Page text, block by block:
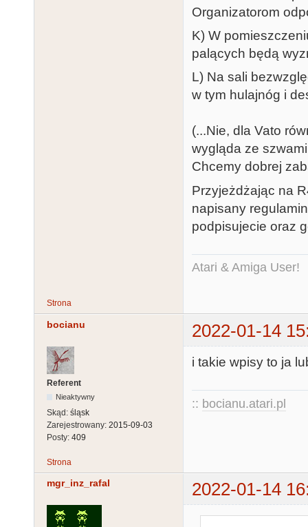
Organizatorom
K) W
palących będą
L) Na sali
w tym hulajnóg i
(...Nie, dla Vato
wygląda ze
Chcemy dobrej
Przyjeżdżając na
napisany
podpisujecie oraz
Atari & Amiga User!
Strona
bocianu 2022-01-14
Referent
Nieaktywny
Skąd: śląsk
Zarejestrowany: 2015-09-03
Posty: 409
i takie wpisy to ja
:: bocianu.atari.pl
Strona
mgr_inz_rafal 2022-01-14